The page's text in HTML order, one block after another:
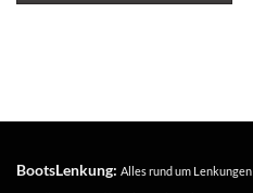
BootsLenkung: Alles rund um